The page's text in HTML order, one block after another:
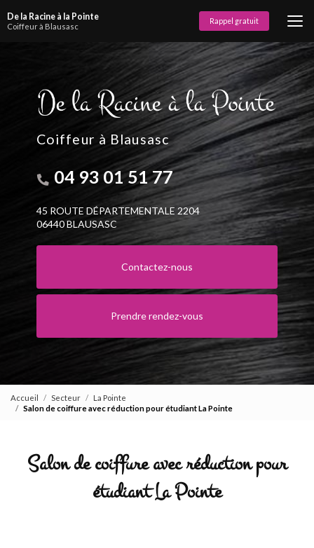
au
contenu
De la Racine à la Pointe
Coiffeur à Blausasc
Rappel gratuit
Coiffeur à Blausasc
04 93 01 51 77
45 ROUTE DÉPARTEMENTALE 2204
06440 BLAUSASC
Contactez-nous
Prendre rendez-vous
Accueil Secteur
La Pointe
Salon de coiffure avec réduction pour étudiant La Pointe
Salon de coiffure avec réduction pour
étudiant La Pointe